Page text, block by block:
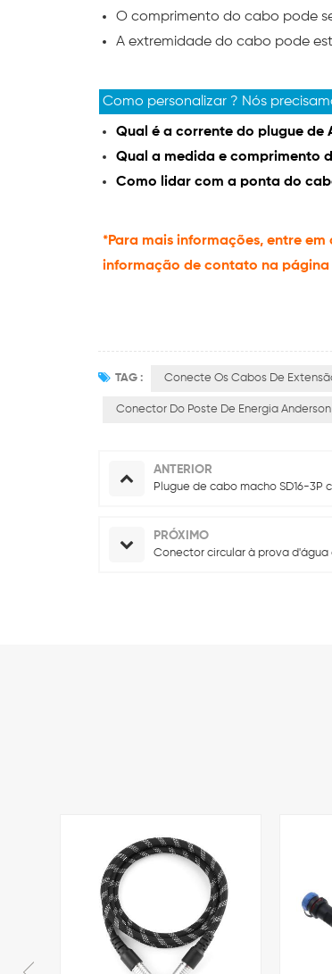
O comprimento do cabo pode
A extremidade do cabo pode
Como personalizar ? Nós
Qual é a corrente do plugue de
Qual a medida e comprimento
Como lidar com a ponta do
*Para mais informações, entre
informação de contato na página
TAG : Conecte Os Cabos De
Conector Do Poste De Energia Anderson
ANTERIOR
Plugue de cabo macho SD16-3P
PRÓXIMO
Conector circular à prova